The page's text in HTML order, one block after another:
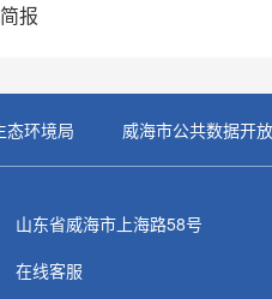
报
态环境局 威海市公共数据开
山东省威海市上海路58号
在线客服